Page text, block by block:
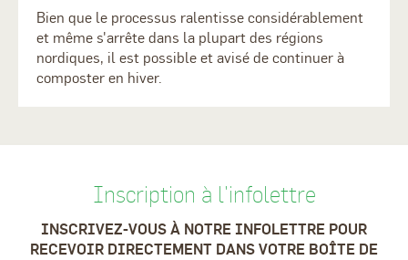
Bien que le processus ralentisse considérablement
et même s'arrête dans la plupart des régions
nordiques, il est possible et avisé de continuer à
composter en hiver.
Inscription à l'infolettre
INSCRIVEZ-VOUS À NOTRE INFOLETTRE POUR
RECEVOIR DIRECTEMENT DANS VOTRE BOÎTE DE